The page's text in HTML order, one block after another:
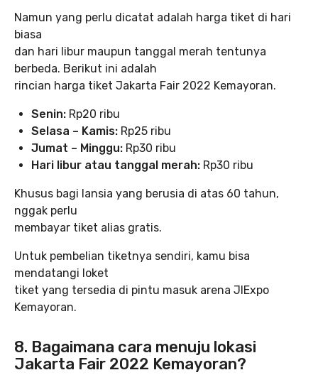
Namun yang perlu dicatat adalah harga tiket di hari
biasa
dan hari libur maupun tanggal merah tentunya
berbeda. Berikut ini adalah
rincian harga tiket Jakarta Fair 2022 Kemayoran.
Senin: Rp20 ribu
Selasa – Kamis: Rp25 ribu
Jumat – Minggu: Rp30 ribu
Hari libur atau tanggal merah: Rp30 ribu
Khusus bagi lansia yang berusia di atas 60 tahun,
nggak perlu
membayar tiket alias gratis.
Untuk pembelian tiketnya sendiri, kamu bisa
mendatangi loket
tiket yang tersedia di pintu masuk arena JIExpo
Kemayoran.
8. Bagaimana cara menuju lokasi
Jakarta Fair 2022 Kemayoran?